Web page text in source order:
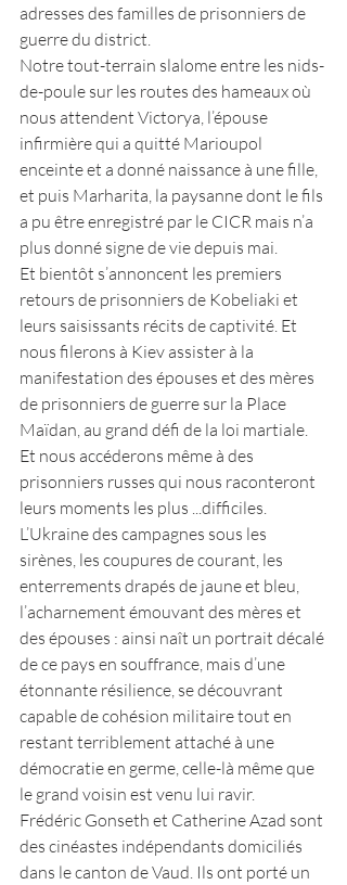
adresses des familles de prisonniers de
guerre du district.
Notre tout-terrain slalome entre les nids-
de-poule sur les routes des hameaux où
nous attendent Victorya, l’épouse
infirmière qui a quitté Marioupol
enceinte et a donné naissance à une fille,
et puis Marharita, la paysanne dont le fils
a pu être enregistré par le CICR mais n’a
plus donné signe de vie depuis mai.
Et bientôt s’annoncent les premiers
retours de prisonniers de Kobeliaki et
leurs saisissants récits de captivité. Et
nous filerons à Kiev assister à la
manifestation des épouses et des mères
de prisonniers de guerre sur la Place
Maïdan, au grand défi de la loi martiale.
Et nous accéderons même à des
prisonniers russes qui nous raconteront
leurs moments les plus ...difficiles.
L’Ukraine des campagnes sous les
sirènes, les coupures de courant, les
enterrements drapés de jaune et bleu,
l’acharnement émouvant des mères et
des épouses : ainsi naît un portrait décalé
de ce pays en souffrance, mais d’une
étonnante résilience, se découvrant
capable de cohésion militaire tout en
restant terriblement attaché à une
démocratie en germe, celle-là même que
le grand voisin est venu lui ravir.
Frédéric Gonseth et Catherine Azad sont
des cinéastes indépendants domiciliés
dans le canton de Vaud. Ils ont porté un